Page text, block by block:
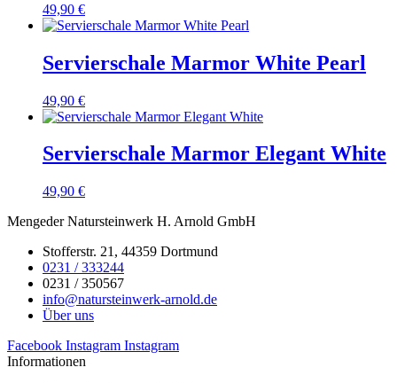
49,90 €
Servierschale Marmor White Pearl
49,90 €
Servierschale Marmor Elegant White
49,90 €
Mengeder Natursteinwerk H. Arnold GmbH
Stofferstr. 21, 44359 Dortmund
0231 / 333244
0231 / 350567
info@natursteinwerk-arnold.de
Über uns
Facebook Instagram Instagram
Informationen